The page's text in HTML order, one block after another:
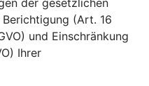
der gesetzlichen
(Art. 16
und Einschränkung
Ihrer